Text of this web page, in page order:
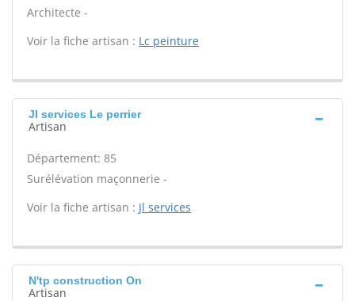
Architecte -
Voir la fiche artisan : Lc peinture
Jl services Le perrier
Artisan
Département: 85
Surélévation maçonnerie -
Voir la fiche artisan : Jl services
N'tp construction On
Artisan